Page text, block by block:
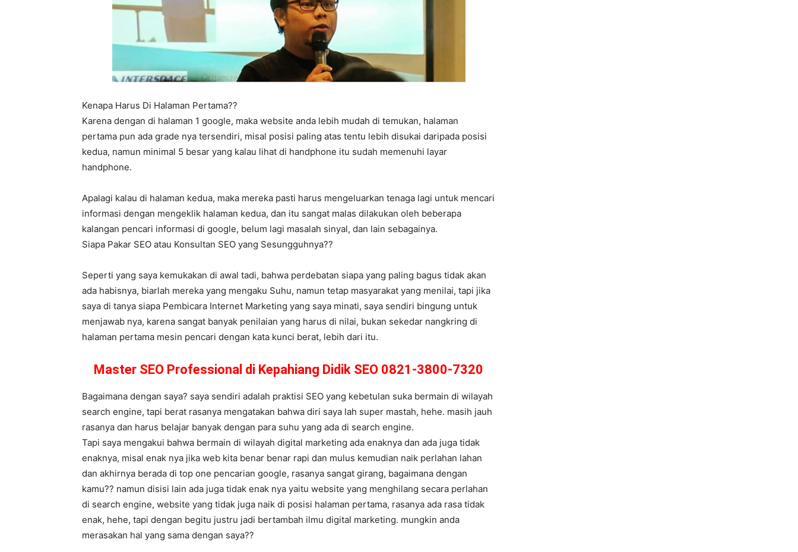
Kenapa Harus Di Halaman Pertama??
Karena dengan di halaman 1 google, maka website anda lebih mudah di temukan, halaman
pertama pun ada grade nya tersendiri, misal posisi paling atas tentu lebih disukai daripada posisi
kedua, namun minimal 5 besar yang kalau lihat di handphone itu sudah memenuhi layar
handphone.
Apalagi kalau di halaman kedua, maka mereka pasti harus mengeluarkan tenaga lagi untuk mencari
informasi dengan mengeklik halaman kedua, dan itu sangat malas dilakukan oleh beberapa
kalangan pencari informasi di google, belum lagi masalah sinyal, dan lain sebagainya.
Siapa Pakar SEO atau Konsultan SEO yang Sesungguhnya??
Seperti yang saya kemukakan di awal tadi, bahwa perdebatan siapa yang paling bagus tidak akan
ada habisnya, biarlah mereka yang mengaku Suhu, namun tetap masyarakat yang menilai, tapi jika
saya di tanya siapa Pembicara Internet Marketing yang saya minati, saya sendiri bingung untuk
menjawab nya, karena sangat banyak penilaian yang harus di nilai, bukan sekedar nangkring di
halaman pertama mesin pencari dengan kata kunci berat, lebih dari itu.
Master SEO Professional di Kepahiang Didik SEO 0821-3800-7320
Bagaimana dengan saya? saya sendiri adalah praktisi SEO yang kebetulan suka bermain di wilayah
search engine, tapi berat rasanya mengatakan bahwa diri saya lah super mastah, hehe. masih jauh
rasanya dan harus belajar banyak dengan para suhu yang ada di search engine.
Tapi saya mengakui bahwa bermain di wilayah digital marketing ada enaknya dan ada juga tidak
enaknya, misal enak nya jika web kita benar benar rapi dan mulus kemudian naik perlahan lahan
dan akhirnya berada di top one pencarian google, rasanya sangat girang, bagaimana dengan
kamu?? namun disisi lain ada juga tidak enak nya yaitu website yang menghilang secara perlahan
di search engine, website yang tidak juga naik di posisi halaman pertama, rasanya ada rasa tidak
enak, hehe, tapi dengan begitu justru jadi bertambah ilmu digital marketing. mungkin anda
merasakan hal yang sama dengan saya??